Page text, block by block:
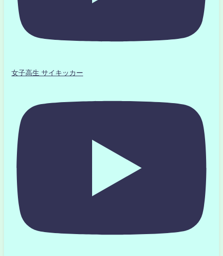
女子高生 サイキッカー